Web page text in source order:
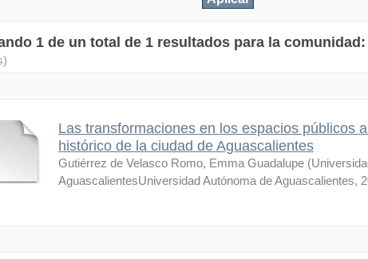
1 de un total de 1 resultados para la comunidad:
Las transformaciones en los espacios públicos
histórico de la ciudad de Aguascalientes
Gutiérrez de Velasco Romo, Emma Guadalupe (
AguascalientesUniversidad Autónoma de Aguascalientes,